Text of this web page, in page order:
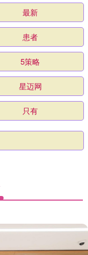
最新
患者
5策略
星迈网
只有